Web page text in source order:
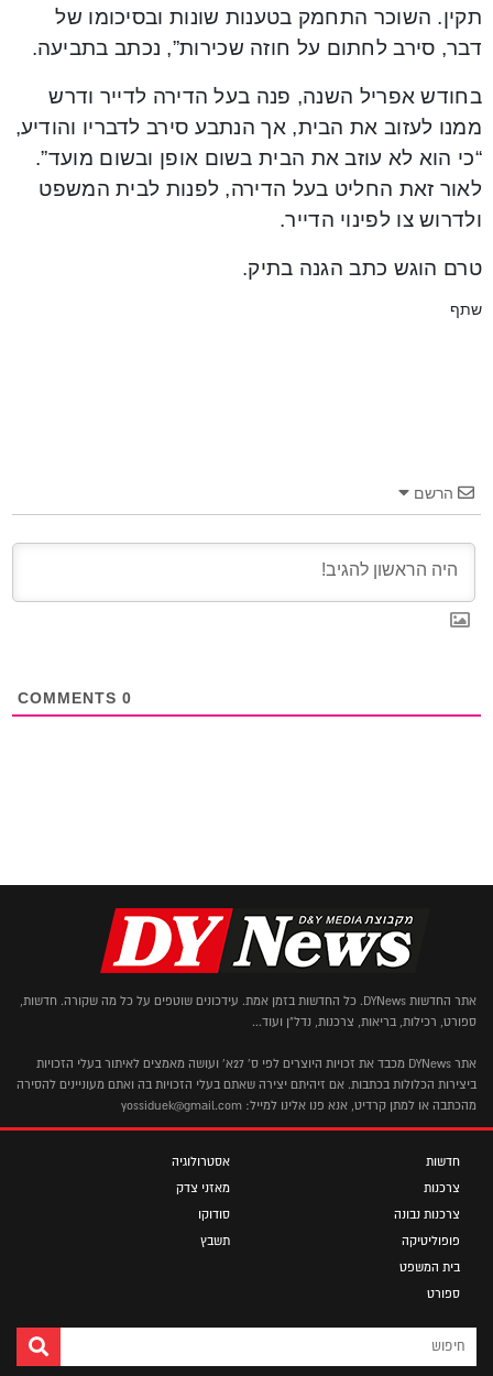
תקין. השוכר התחמק בטענות שונות ובסיכומו של
דבר, סירב לחתום על חוזה שכירות”, נכתב בתביעה.
בחודש אפריל השנה, פנה בעל הדירה לדייר ודרש
ממנו לעזוב את הבית, אך הנתבע סירב לדבריו והודיע,
“כי הוא לא עוזב את הבית בשום אופן ובשום מועד”.
לאור זאת החליט בעל הדירה, לפנות לבית המשפט
ולדרוש צו לפינוי הדייר.
טרם הוגש כתב הגנה בתיק.
שתף
הרשם
0
אתר החדשות DYNews. כל החדשות בזמן אמת. עידכונים שוטפים על כל מה שקורה. חדשות,
ספורט, רכילות, בריאות, צרכנות, נדל"ן ועוד...
אתר DYNews מכבד את זכויות היוצרים לפי ס' 27א' ועושה מאמצים לאיתור בעלי הזכויות
ביצירות הכלולות בכתבות. אם זיהיתם יצירה שאתם בעלי הזכויות בה ואתם מעוניינים להסירה
מהכתבה או למתן קרדיט, אנא פנו אלינו למייל: yossiduek@gmail.com
חדשות
צרכנות
צרכנות נבונה
פופוליטיקה
בית המשפט
ספורט
אסטרולוגיה
מאזני צדק
סודוקו
תשבץ